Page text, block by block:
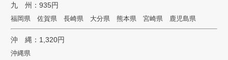
九 州：935円
福岡県 佐賀県 長崎県 大分県 熊本県 宮崎県 鹿児島県
沖 縄：1,320円
沖縄県